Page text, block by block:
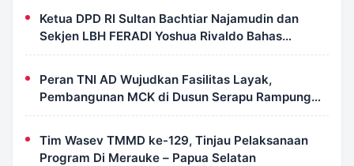
Ketua DPD RI Sultan Bachtiar Najamudin dan
Sekjen LBH FERADI Yoshua Rivaldo Bahas
Geopolitik dan Supremasi Hukum
Peran TNI AD Wujudkan Fasilitas Layak,
Pembangunan MCK di Dusun Serapu Rampung
Dikerjakan
Tim Wasev TMMD ke-129, Tinjau Pelaksanaan
Program Di Merauke – Papua Selatan